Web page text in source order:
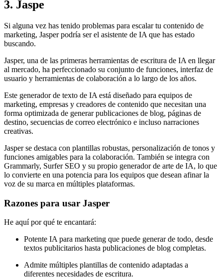
3. Jaspe
Si alguna vez has tenido problemas para escalar tu contenido de
marketing, Jasper podría ser el asistente de IA que has estado
buscando.
Jasper, una de las primeras herramientas de escritura de IA en llegar
al mercado, ha perfeccionado su conjunto de funciones, interfaz de
usuario y herramientas de colaboración a lo largo de los años.
Este generador de texto de IA está diseñado para equipos de
marketing, empresas y creadores de contenido que necesitan una
forma optimizada de generar publicaciones de blog, páginas de
destino, secuencias de correo electrónico e incluso narraciones
creativas.
Jasper se destaca con plantillas robustas, personalización de tonos y
funciones amigables para la colaboración. También se integra con
Grammarly, Surfer SEO y su propio generador de arte de IA, lo que
lo convierte en una potencia para los equipos que desean afinar la
voz de su marca en múltiples plataformas.
Razones para usar Jasper
He aquí por qué te encantará:
Potente IA para marketing que puede generar de todo, desde
textos publicitarios hasta publicaciones de blog completas.
Admite múltiples plantillas de contenido adaptadas a
diferentes necesidades de escritura.